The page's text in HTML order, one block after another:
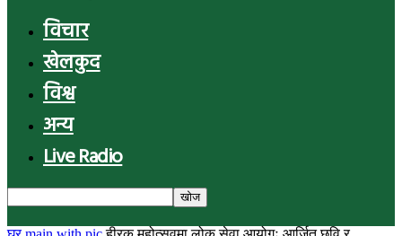
विचार
खेलकुद
विश्व
अन्य
Live Radio